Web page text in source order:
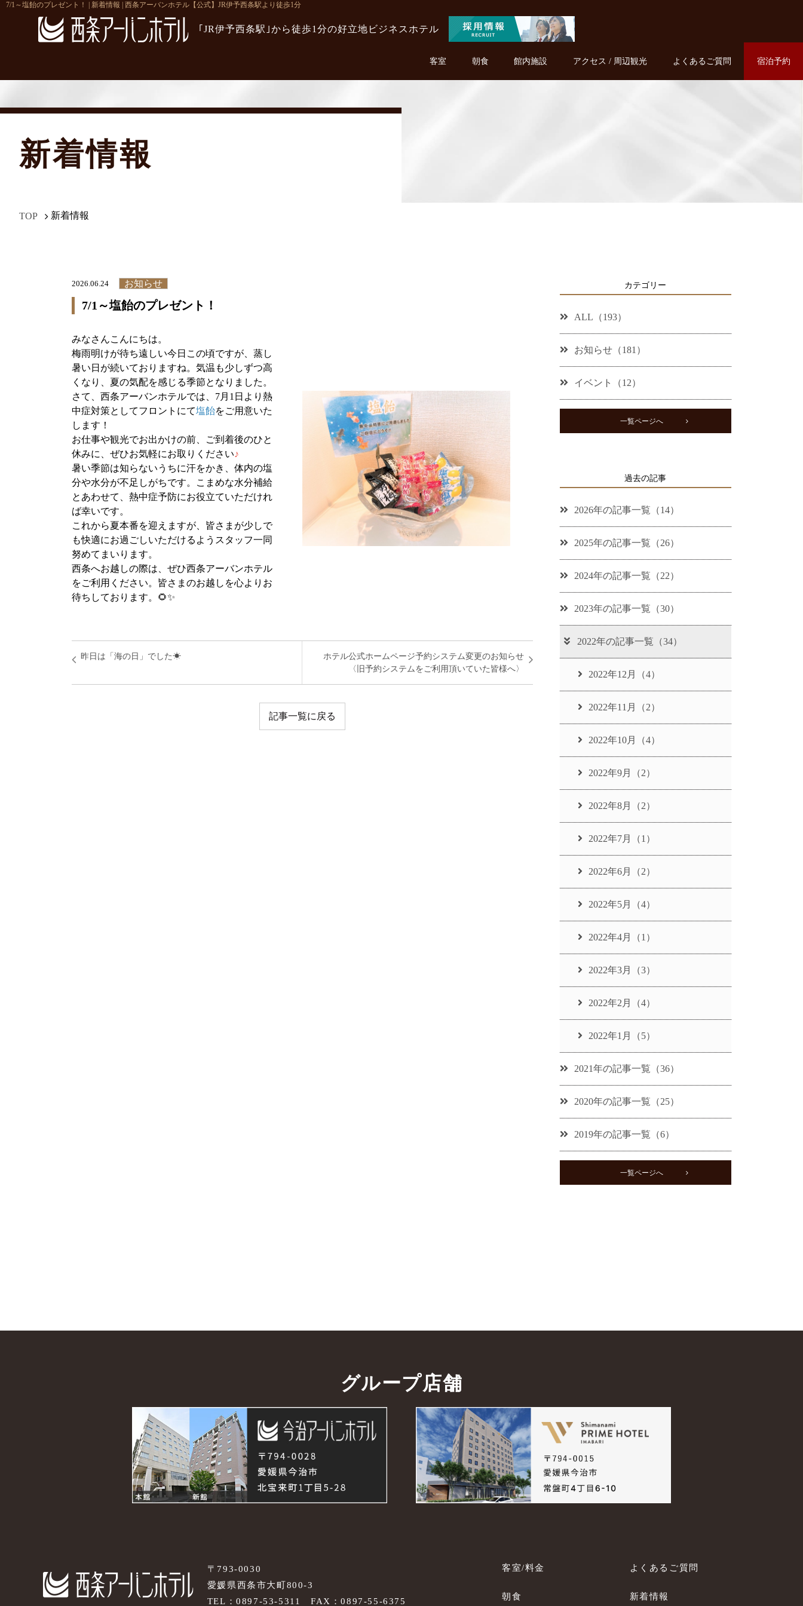
7/1～塩飴のプレゼント！ | 新着情報 | 西条アーバンホテル【公式】JR伊予西条駅より徒歩1分
｢JR伊予西条駅｣から徒歩1分の好立地ビジネスホテル
客室 朝食 館内施設 アクセス / 周辺観光 よくあるご質問 宿泊予約
新着情報
TOP 新着情報
2026.06.24 お知らせ
7/1～塩飴のプレゼント！
みなさんこんにちは。
梅雨明けが待ち遠しい今日この頃ですが、蒸し
暑い日が続いておりますね。気温も少しずつ高
くなり、夏の気配を感じる季節となりました。
さて、西条アーバンホテルでは、7月1日より熱
中症対策としてフロントにて塩飴をご用意いた
します！
お仕事や観光でお出かけの前、ご到着後のひと
休みに、ぜひお気軽にお取りください♪
暑い季節は知らないうちに汗をかき、体内の塩
分や水分が不足しがちです。こまめな水分補給
とあわせて、熱中症予防にお役立ていただけれ
ば幸いです。
これから夏本番を迎えますが、皆さまが少しで
も快適にお過ごしいただけるようスタッフ一同
努めてまいります。
西条へお越しの際は、ぜひ西条アーバンホテル
をご利用ください。皆さまのお越しを心よりお
待ちしております。🌻✨
昨日は「海の日」でした☀
ホテル公式ホームページ予約システム変更のお知らせ
〈旧予約システムをご利用頂いていた皆様へ〉
記事一覧に戻る
カテゴリー
ALL（193）
お知らせ（181）
イベント（12）
一覧ページへ
過去の記事
2026年の記事一覧（14）
2025年の記事一覧（26）
2024年の記事一覧（22）
2023年の記事一覧（30）
2022年の記事一覧（34）
2022年12月（4）
2022年11月（2）
2022年10月（4）
2022年9月（2）
2022年8月（2）
2022年7月（1）
2022年6月（2）
2022年5月（4）
2022年4月（1）
2022年3月（3）
2022年2月（4）
2022年1月（5）
2021年の記事一覧（36）
2020年の記事一覧（25）
2019年の記事一覧（6）
一覧ページへ
グループ店舗
〒793-0030
愛媛県西条市大町800-3
TEL：0897-53-5311 FAX：0897-55-6375
客室/料金
朝食
よくあるご質問
新着情報